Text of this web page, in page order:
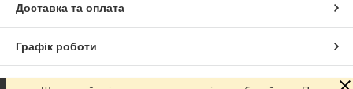
Доставка та оплата
Графік роботи
Повна версія сайту